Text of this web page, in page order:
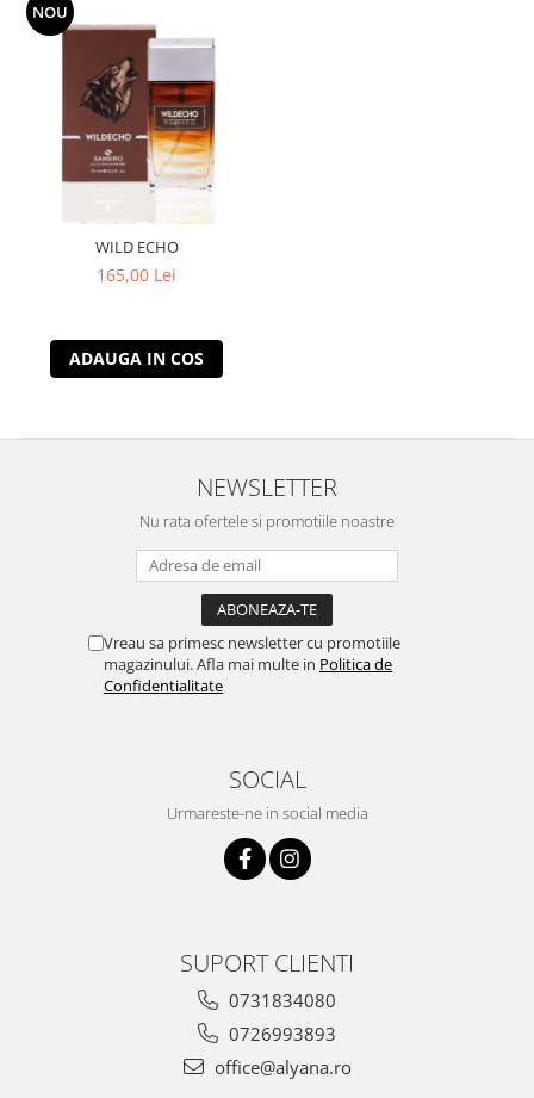
NOU
WILD ECHO
165,00 Lei
ADAUGA IN COS
NEWSLETTER
Nu rata ofertele si promotiile noastre
Vreau sa primesc newsletter cu promotiile
magazinului. Afla mai multe in Politica de
Confidentialitate
SOCIAL
Urmareste-ne in social media
SUPORT CLIENTI
0731834080
0726993893
office@alyana.ro